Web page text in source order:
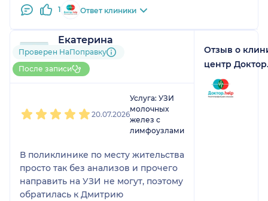
1 Ответ клиники
Екатерина
4 отзыва
Больше 10 записей через
НаПоправку
Проверен НаПоправку
После записи
20.07.2026
Услуга: УЗИ
молочных
желез с
лимфоузлами
В поликлинике по месту жительства
просто так без анализов и прочего
направить на УЗИ не могут, поэтому
обратилась к Дмитрию
Отзыв о
центр